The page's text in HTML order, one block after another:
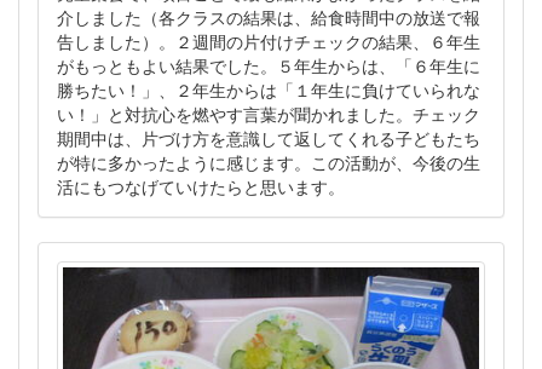
介しました（各クラスの結果は、給食時間中の放送で報
告しました）。２週間の片付けチェックの結果、６年生
がもっともよい結果でした。５年生からは、「６年生に
勝ちたい！」、２年生からは「１年生に負けていられな
い！」と対抗心を燃やす言葉が聞かれました。チェック
期間中は、片づけ方を意識して返してくれる子どもたち
が特に多かったように感じます。この活動が、今後の生
活にもつなげていけたらと思います。